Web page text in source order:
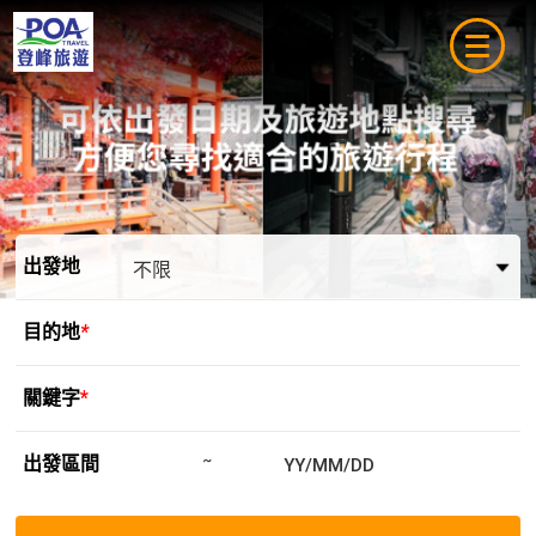
出發地
目的地*
關鍵字*
出發區間 ~